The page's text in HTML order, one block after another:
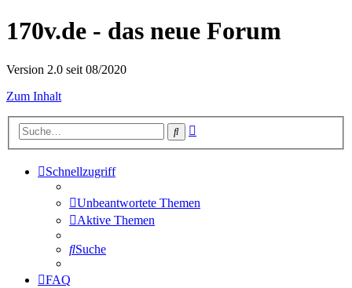
170v.de - das neue Forum
Version 2.0 seit 08/2020
Zum Inhalt
Suche
Schnellzugriff
Unbeantwortete Themen
Aktive Themen
Suche
FAQ